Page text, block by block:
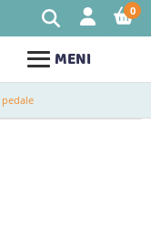
MENI
0